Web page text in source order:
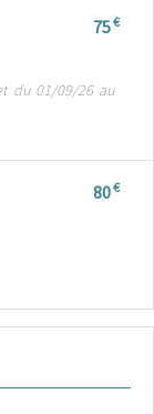
75€
du 01/09/26 au
80€